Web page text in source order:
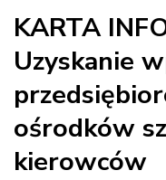
KARTA
Uzyskanie
ośrodków
kierowców